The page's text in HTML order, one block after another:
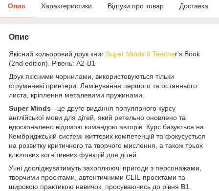
Опис Характеристики Відгуки про товар Доставка
Опис
Якісний кольоровий друк книг Super Minds 6 Teacher's Book
(2nd edition). Рівень: A2-B1
Друк якісними чорнилами, використовуються тільки
струменеві принтери. Ламінування першого та останнього
листа, кріплення металевими пружинами.
Super Minds - це друге видання популярного курсу
англійської мови для дітей, який ретельно оновлено та
вдосконалено відомою командою авторів. Курс базується на
Кембриджській системі життєвих компетенцій та фокусується
на розвитку критичного та творчого мислення, а також трьох
ключових когнітивних функцій для дітей.
Учні досліджуватимуть захоплюючі пригоди з персонажами,
творчими проєктами, автентичними CLIL-проєктами та
широкою практикою навичок, просуваючись до рівня B1.